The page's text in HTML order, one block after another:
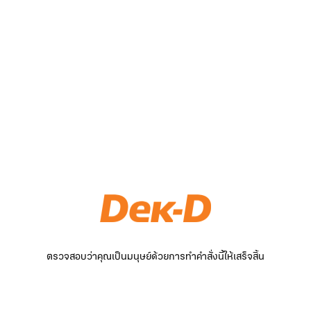
ตรวจสอบว่าคุณเป็นมนุษย์ด้วยการทำคำสั่งนี้ให้เสร็จสิ้น